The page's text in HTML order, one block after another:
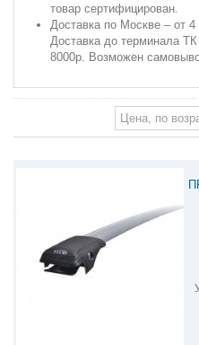
товар сертифицирован.
Доставка по Москве – от
Доставка до терминала ТК
8000р. Возможен